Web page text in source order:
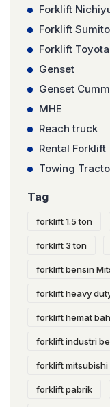
Forklift
Forklift
Forklift Toyota
Genset
Genset
MHE
Reach truck
Rental Forklift
Towing
Tag
forklift 1.5 ton
forklift 3 ton
forklift bensin
forklift heavy
forklift hemat
forklift industri
forklift mitsubishi
forklift pabrik